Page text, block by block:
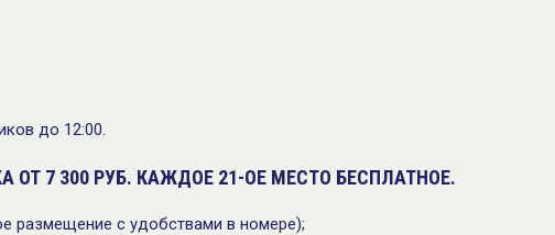
до 12:00.
ОТ 7 300 РУБ. КАЖДОЕ 21-ОЕ МЕСТО БЕСПЛАТНОЕ.
размещение с удобствами в номере);